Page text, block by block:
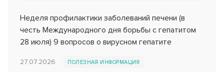
Неделя профилактики заболеваний печени (в
честь Международного дня борьбы с гепатитом
28 июля) 9 вопросов о вирусном гепатите
27.07.2026 ПОЛЕЗНАЯ ИНФОРМАЦИЯ
Как сообщить об отсутствии медицинского документа